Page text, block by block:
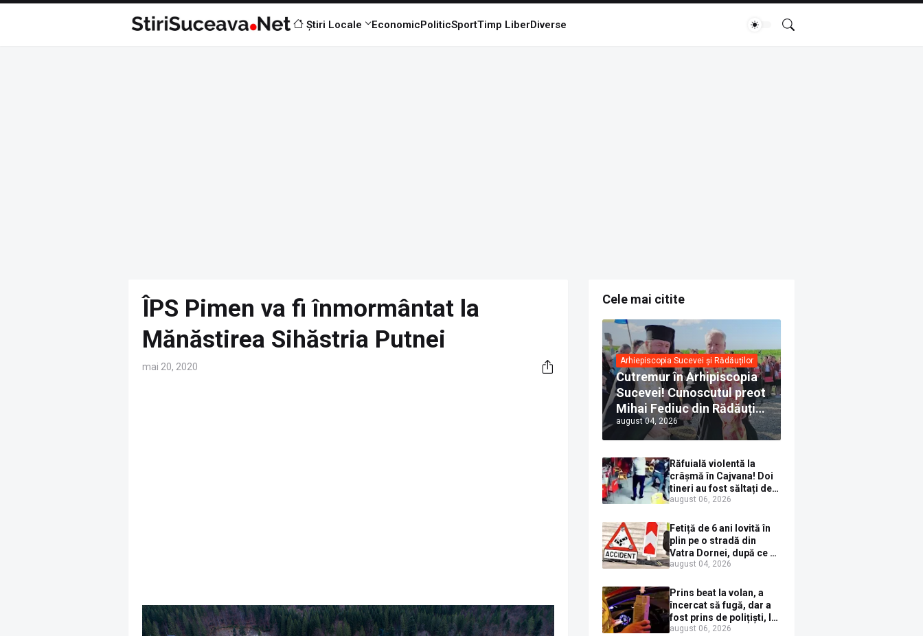
Știri Locale EconomicPoliticSportTimp LiberDiverse
ÎPS Pimen va fi înmormântat la
Mănăstirea Sihăstria Putnei
mai 20, 2020
Cele mai citite
Arhiepiscopia Sucevei și Rădăuților
Cutremur în Arhipiscopia
Sucevei! Cunoscutul preot
Mihai Fediuc din Rădăuți a
trecut la Biserica Creștină
Ortodoxă Valahă. ÎPS
Calinic anunță că îi
pregătește judecata
canonică
august 04, 2026
Răfuială violentă la
crâșmă în Cajvana! Doi
tineri au fost săltați de
polițiști după un scandal
distruse
august 06, 2026
Fetiță de 6 ani lovită în
plin pe o stradă din
Vatra Dornei, după ce a
ieșit în fața mașinii prin
august 04, 2026
Prins beat la volan, a
încercat să fugă, dar a
fost prins de polițiști, la
Dorna Candrenilor.
august 06, 2026